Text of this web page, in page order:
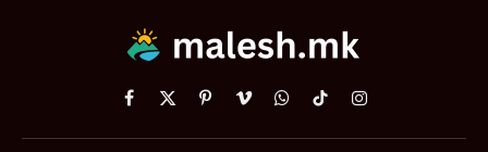
Facebook
X
PinterestVimeoWhatsApp
TikTokInstagram